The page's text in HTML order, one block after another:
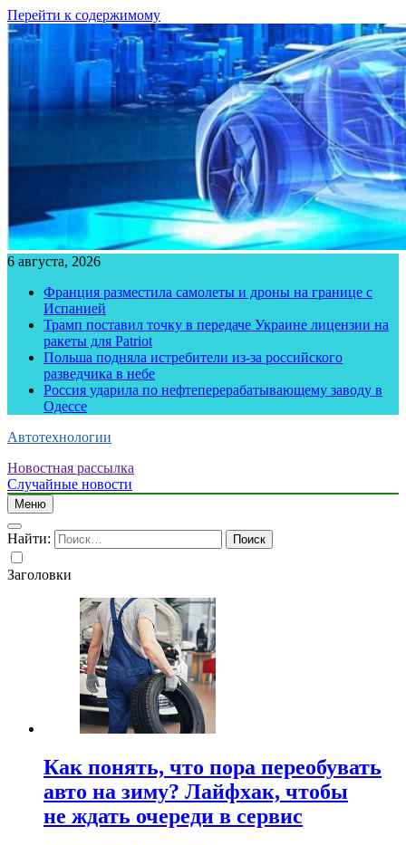
Перейти к содержимому
6 августа, 2026
Франция разместила самолеты и дроны на границе с
Испанией
Трамп поставил точку в передаче Украине лицензии на
ракеты для Patriot
Польша подняла истребители из-за российского
разведчика в небе
Россия ударила по нефтеперерабатывающему заводу в
Одессе
Автотехнологии
Новостная рассылка
Случайные новости
Меню
Найти:
Заголовки
Как понять, что пора переобувать
авто на зиму? Лайфхак, чтобы
не ждать очереди в сервис